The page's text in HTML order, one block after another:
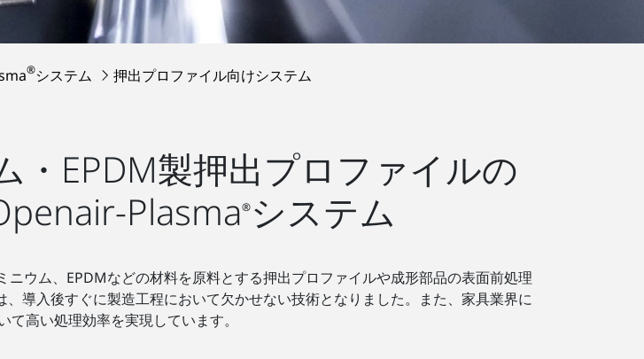
®システム 押出プロファイル向けシステム
・EPDM製押出プロファイルの
Plasma® システム
ウム、EPDMなどの材料を原料とする押出プロファイルや成形部品の表面前処理
導入後すぐに製造工程において欠かせない技術となりました。また、家具業界に
高い処理効率を実現しています。